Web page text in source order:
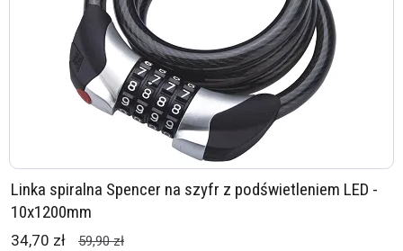
Linka spiralna Spencer na szyfr z podświetleniem LED -
10x1200mm
34,70 zł 59,90 zł